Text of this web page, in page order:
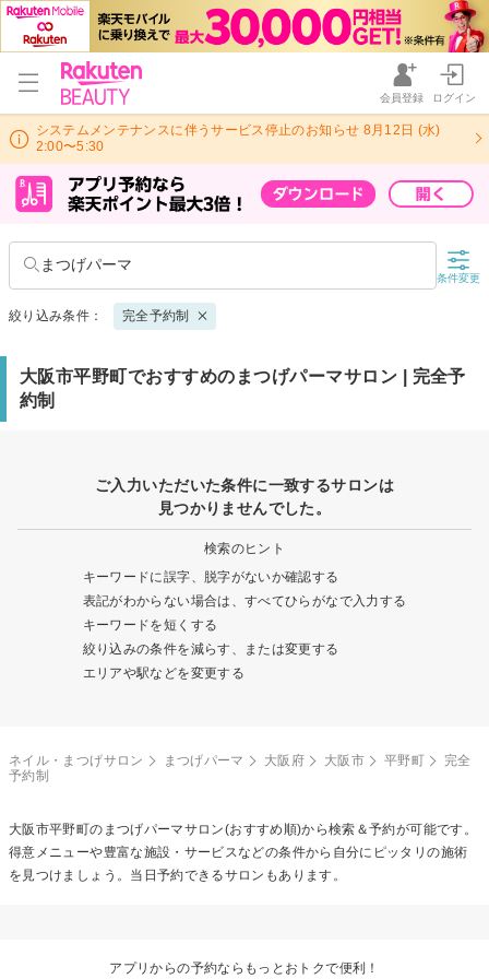
会員登録 ログイン
システムメンテナンスに伴うサービス停止のお知らせ 8月12日 (水)
2:00〜5:30
まつげパーマ
条件変更
絞り込み条件： 完全予約制
大阪市平野町でおすすめのまつげパーマサロン | 完全予
約制
ご入力いただいた条件に一致するサロンは
見つかりませんでした。
検索のヒント
キーワードに誤字、脱字がないか確認する
表記がわからない場合は、すべてひらがなで入力する
キーワードを短くする
絞り込みの条件を減らす、または変更する
エリアや駅などを変更する
ネイル・まつげサロン まつげパーマ 大阪府 大阪市 平野町
完全
予約制
大阪市平野町の まつげパーマサロン(おすすめ順)から検索＆予約が可能です。
得意メニューや豊富な施設・サービスなどの条件から自分にピッタリの施術
を見つけましょう。当日予約できるサロンもあります。
アプリからの予約ならもっとおトクで便利！